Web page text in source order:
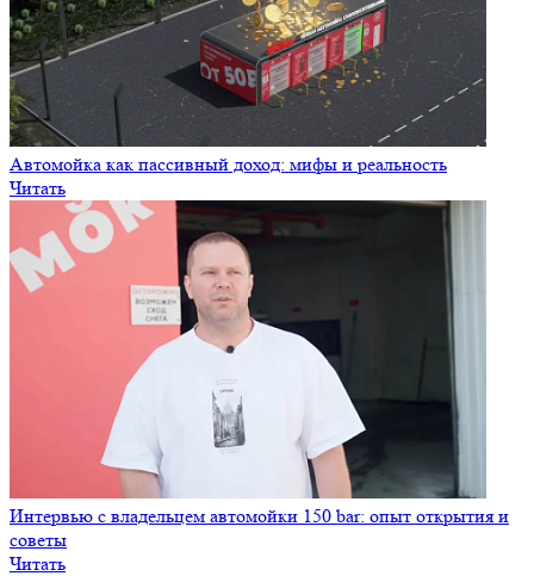
Автомойка как пассивный доход: мифы и реальность
Читать
Интервью с владельцем автомойки 150 bar: опыт открытия и
советы
Читать